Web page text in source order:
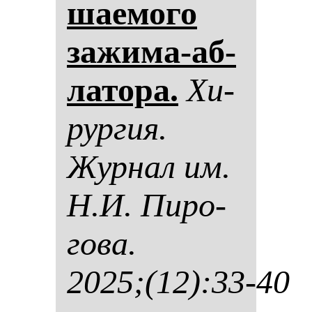
ша­емо­го
за­жи­ма-аб­
ла­то­ра. Хи­
рур­гия.
Жур­нал им.
Н.И. Пи­ро­
го­ва.
2025;(12):33-40